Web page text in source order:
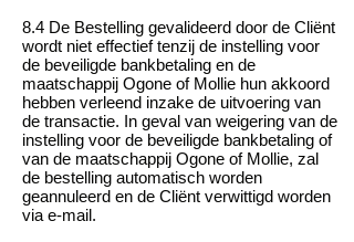
8.4 De Bestelling gevalideerd door de Cliënt
wordt niet effectief tenzij de instelling voor
de beveiligde bankbetaling en de
maatschappij Ogone of Mollie hun akkoord
hebben verleend inzake de uitvoering van
de transactie. In geval van weigering van de
instelling voor de beveiligde bankbetaling of
van de maatschappij Ogone of Mollie, zal
de bestelling automatisch worden
geannuleerd en de Cliënt verwittigd worden
via e-mail.